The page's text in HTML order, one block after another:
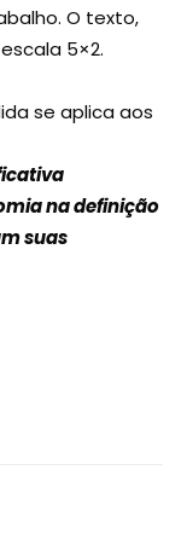
O texto,
5×2.
se aplica aos
na definição
suas